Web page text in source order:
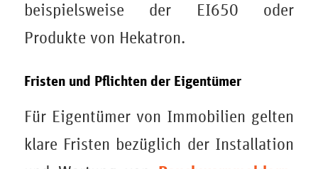
beispielsweise der EI650 oder
Produkte von Hekatron.
Fristen und Pflichten der Eigentümer
Für Eigentümer von Immobilien gelten
klare Fristen bezüglich der Installation